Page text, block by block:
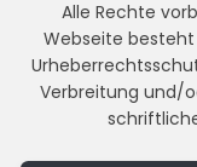
Alle Rechte
Webseite
Verbreitung und/